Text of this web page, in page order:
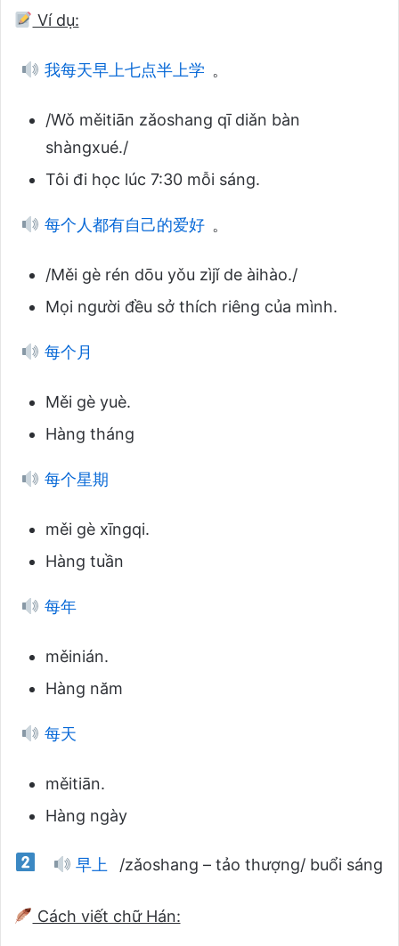
Ví dụ:
我每天早上七点半上学 。
/Wǒ měitiān zǎoshang qī diǎn bàn
shàngxué./
Tôi đi học lúc 7:30 mỗi sáng.
每个人都有自己的爱好 。
/Měi gè rén dōu yǒu zìjǐ de àihào./
Mọi người đều sở thích riêng của mình.
每个月
Měi gè yuè.
Hàng tháng
每个星期
měi gè xīngqi.
Hàng tuần
每年
měinián.
Hàng năm
每天
měitiān.
Hàng ngày
早上 /zǎoshang – tảo thượng/ buổi sáng
Cách viết chữ Hán: